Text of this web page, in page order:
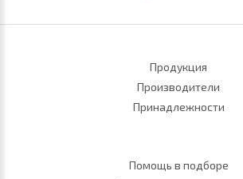
Продукция
Производители
Принадлежности
Помощь в подборе